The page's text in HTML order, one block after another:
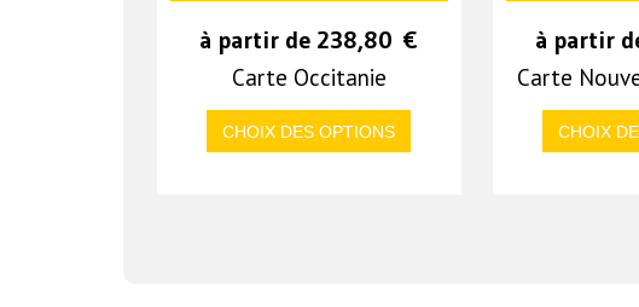
à partir de 238,80 €
Carte Occitanie
CHOIX DES OPTIONS
à partir
Carte
CHOIX